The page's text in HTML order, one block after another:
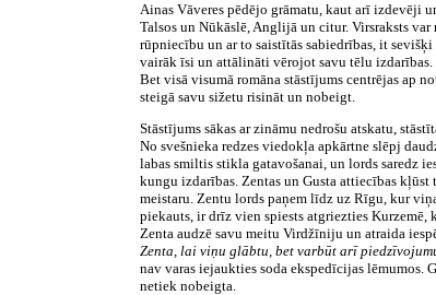
Ainas Vāveres pēdējo grāmatu, kaut arī izdevēji
Talsos un Nūkāslē, Anglijā un citur. Virsraksts
rūpniecību un ar to saistītās sabiedrības, it
vairāk īsi un attālināti vērojot savu tēlu
Bet visā visumā romāna stāstījums centrējas ap
steigā savu sižetu risināt un nobeigt.
Stāstījums sākas ar zināmu nedrošu atskatu,
No svešnieka redzes viedokļa apkārtne slēpj
labas smiltis stikla gatavošanai, un lords saredz
kungu izdarības. Zentas un Gusta attiecības
meistaru. Zentu lords paņem līdz uz Rīgu, kur
piekauts, ir drīz vien spiests atgriezties Kurzemē,
Zenta audzē savu meitu Virdžīniju un atraida
Zenta, lai viņu glābtu, bet varbūt arī
nav varas iejaukties soda ekspedīcijas lēmumos.
netiek nobeigta.